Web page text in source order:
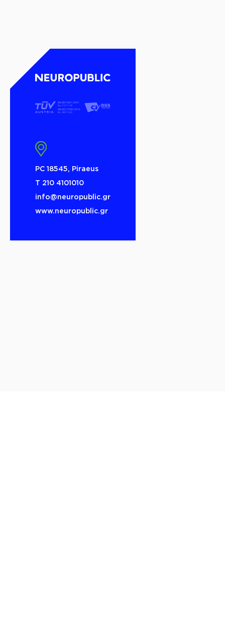
PC 18545, Piraeus
Τ 210 4101010
info@neuropublic.gr
www.neuropublic.gr